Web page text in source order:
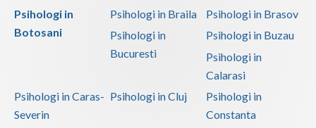
Psihologi in
Botosani
Psihologi in Braila
Psihologi in Brasov
Psihologi in
Bucuresti
Psihologi in Buzau
Psihologi in
Calarasi
Psihologi in Caras-
Severin
Psihologi in Cluj
Psihologi in
Constanta